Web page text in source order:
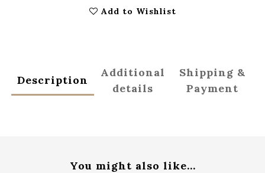
Add to Wishlist
Description
Additional
details
Shipping &
Payment
You might also like...